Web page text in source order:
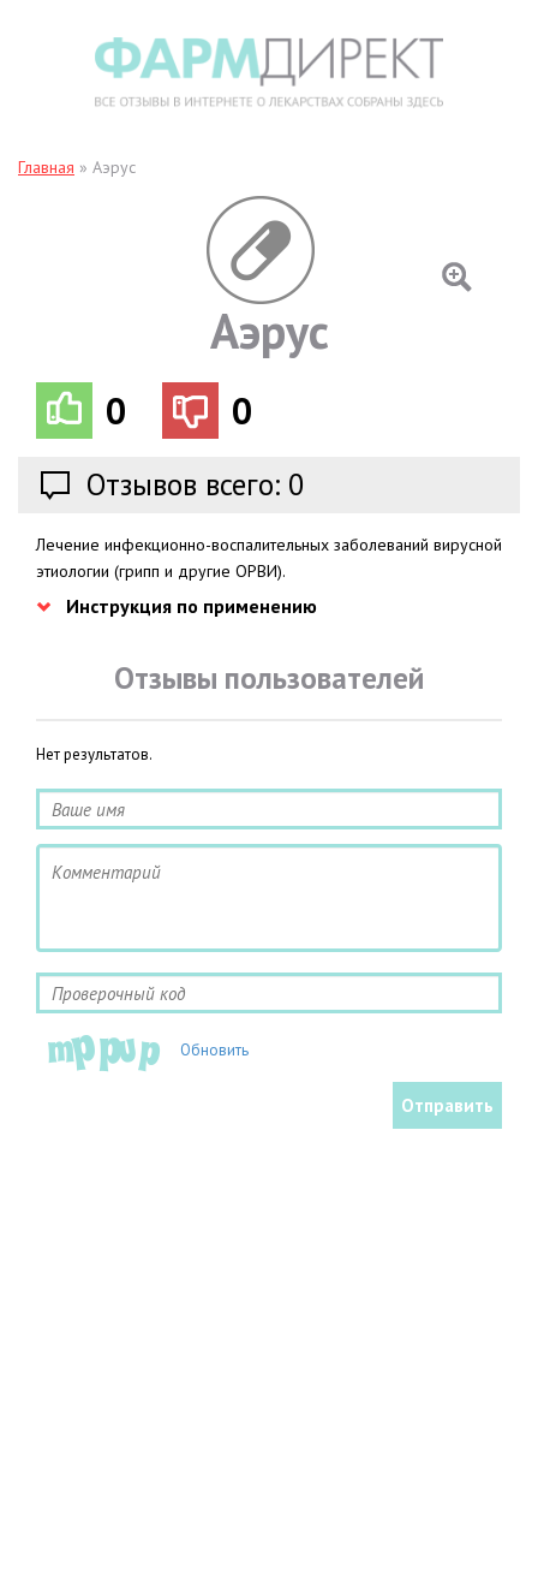
Главная » Аэрус
Аэрус
0 0
Отзывов всего: 0
Лечение инфекционно-воспалительных заболеваний вирусной
этиологии (грипп и другие ОРВИ).
Инструкция по применению
Отзывы пользователей
Нет результатов.
Обновить